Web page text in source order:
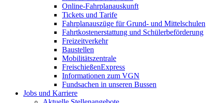
Online-Fahrplanauskunft
Tickets und Tarife
Fahrplanauszüge für Grund- und Mittelschulen
Fahrtkostenerstattung und Schülerbeförderung
Freizeitverkehr
Baustellen
Mobilitätszentrale
FreischießenExpress
Informationen zum VGN
Fundsachen in unseren Bussen
Jobs und Karriere